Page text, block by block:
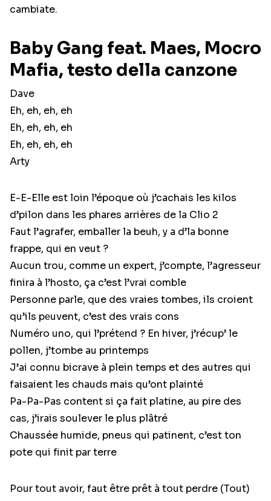
cambiate.
Baby Gang feat. Maes, Mocro
Mafia, testo della canzone
Dave
Eh, eh, eh, eh
Eh, eh, eh, eh
Eh, eh, eh, eh
Arty
E-E-Elle est loin l’époque où j’cachais les kilos
d’pilon dans les phares arrières de la Clio 2
Faut l’agrafer, emballer la beuh, y a d’la bonne
frappe, qui en veut ?
Aucun trou, comme un expert, j’compte, l’agresseur
finira à l’hosto, ça c’est l’vrai comble
Personne parle, que des vraies tombes, ils croient
qu’ils pеuvent, c’est des vrais cons
Numéro uno, qui l’prétеnd ? En hiver, j’récup’ le
pollen, j’tombe au printemps
J’ai connu bicrave à plein temps et des autres qui
faisaient les chauds mais qu’ont plainté
Pa-Pa-Pas content si ça fait platine, au pire des
cas, j’irais soulever le plus plâtré
Chaussée humide, pneus qui patinent, c’est ton
pote qui finit par terre
Pour tout avoir, faut être prêt à tout perdre (Tout)